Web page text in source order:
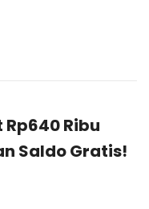
Ribu
Saldo Gratis!